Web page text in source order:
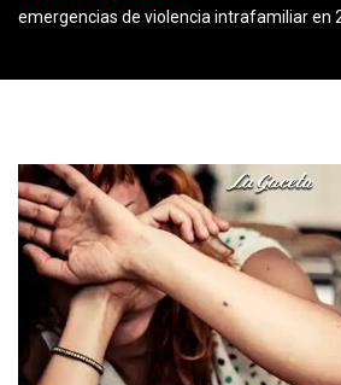
emergencias de violencia intrafamiliar en